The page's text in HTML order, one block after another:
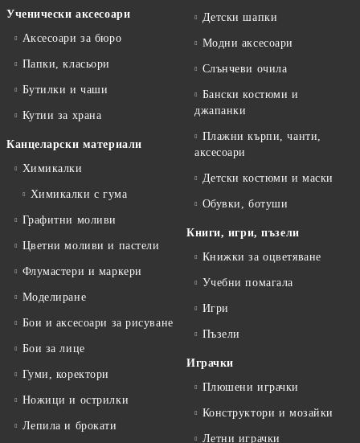
Ученически аксесоари
Аксесоари за бюро
Папки, класьори
Бутилки и чаши
Кутии за храна
Канцеларски материали
Химикалки
Химикалки с гума
Графитни моливи
Цветни моливи и пастели
Флумастери и маркери
Моделиране
Бои и аксесоари за рисуване
Бои за лице
Гуми, коректори
Ножици и острилки
Лепила и брокати
Детски шапки
Модни аксесоари
Слънчеви очила
Бански костюми и
джапанки
Плажни кърпи, чанти,
аксесоари
Детски костюми и маски
Обувки, ботуши
Книги, игри, пъзели
Книжки за оцветяване
Учебни помагала
Игри
Пъзели
Играчки
Плюшени играчки
Конструктори и мозайки
Летни играчки